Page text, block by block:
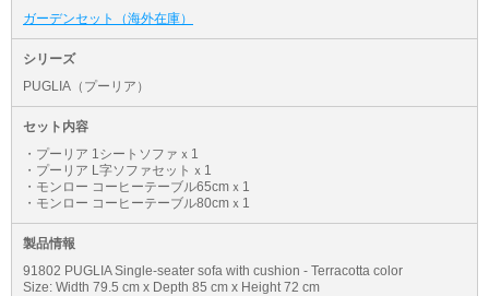
ガーデンセット（海外在庫）
シリーズ
PUGLIA（プーリア）
セット内容
・プーリア 1シートソファｘ1
・プーリア L字ソファセットｘ1
・モンロー コーヒーテーブル65cmｘ1
・モンロー コーヒーテーブル80cmｘ1
製品情報
91802 PUGLIA Single-seater sofa with cushion - Terracotta color
Size: Width 79.5 cm x Depth 85 cm x Height 72 cm